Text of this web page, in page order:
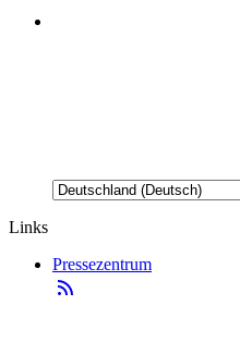
Links
Pressezentrum